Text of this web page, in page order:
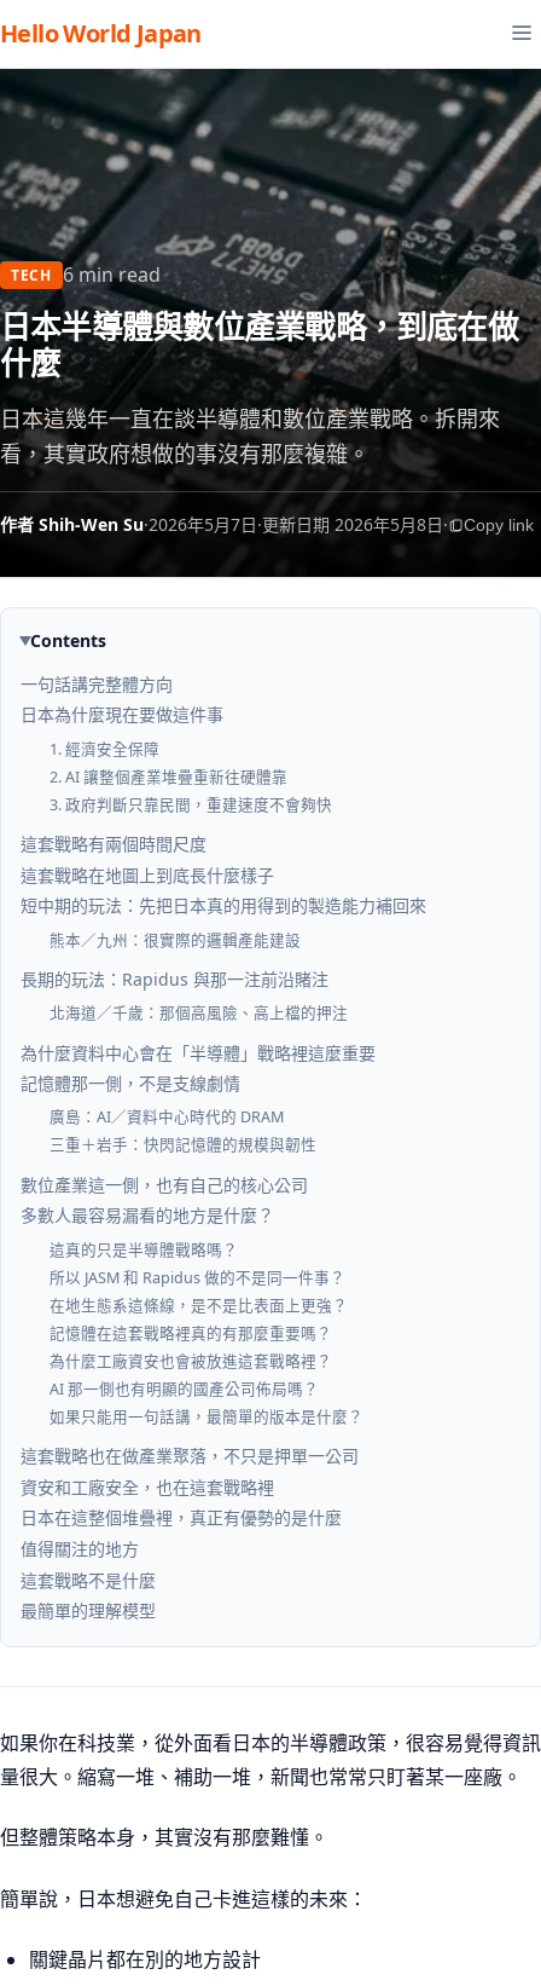
Hello World Japan
TECH 6 min read
日本半導體與數位產業戰略，到底在做
什麼
日本這幾年一直在談半導體和數位產業戰略。拆開來
看，其實政府想做的事沒有那麼複雜。
作者 Shih-Wen Su·2026年5月7日·更新日期 2026年5月8日· Copy link
Contents
一句話講完整體方向
日本為什麼現在要做這件事
1. 經濟安全保障
2. AI 讓整個產業堆疊重新往硬體靠
3. 政府判斷只靠民間，重建速度不會夠快
這套戰略有兩個時間尺度
這套戰略在地圖上到底長什麼樣子
短中期的玩法：先把日本真的用得到的製造能力補回來
熊本／九州：很實際的邏輯產能建設
長期的玩法：Rapidus 與那一注前沿賭注
北海道／千歲：那個高風險、高上檔的押注
為什麼資料中心會在「半導體」戰略裡這麼重要
記憶體那一側，不是支線劇情
廣島：AI／資料中心時代的 DRAM
三重＋岩手：快閃記憶體的規模與韌性
數位產業這一側，也有自己的核心公司
多數人最容易漏看的地方是什麼？
這真的只是半導體戰略嗎？
所以 JASM 和 Rapidus 做的不是同一件事？
在地生態系這條線，是不是比表面上更強？
記憶體在這套戰略裡真的有那麼重要嗎？
為什麼工廠資安也會被放進這套戰略裡？
AI 那一側也有明顯的國產公司佈局嗎？
如果只能用一句話講，最簡單的版本是什麼？
這套戰略也在做產業聚落，不只是押單一公司
資安和工廠安全，也在這套戰略裡
日本在這整個堆疊裡，真正有優勢的是什麼
值得關注的地方
這套戰略不是什麼
最簡單的理解模型
如果你在科技業，從外面看日本的半導體政策，很容易覺得資訊
量很大。縮寫一堆、補助一堆，新聞也常常只盯著某一座廠。
但整體策略本身，其實沒有那麼難懂。
簡單說，日本想避免自己卡進這樣的未來：
關鍵晶片都在別的地方設計